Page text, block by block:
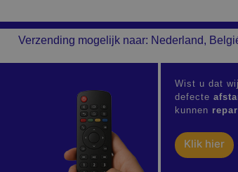
Verzending mogelijk naar: Nederland,
Wist u dat
defecte
kunnen
Klik hier